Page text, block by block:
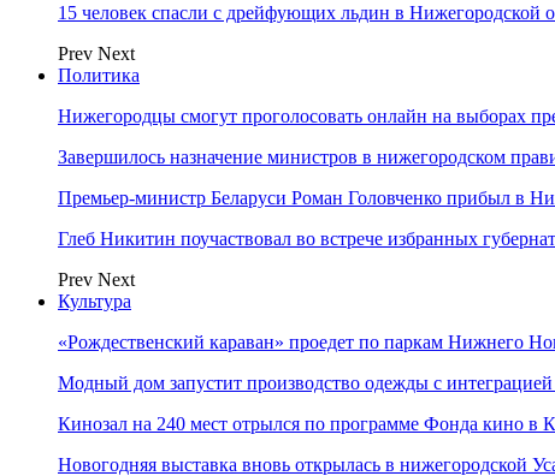
15 человек спасли с дрейфующих льдин в Нижегородской
Prev Next
Политика
Нижегородцы смогут проголосовать онлайн на выборах
Завершилось назначение министров в нижегородском
Премьер-министр Беларуси Роман Головченко прибыл в
Глеб Никитин поучаствовал во встрече избранных
Prev Next
Культура
«Рождественский караван» проедет по паркам Нижнего
Модный дом запустит производство одежды с
Кинозал на 240 мест отрылся по программе Фонда кино в
Новогодняя выставка вновь открылась в нижегородской